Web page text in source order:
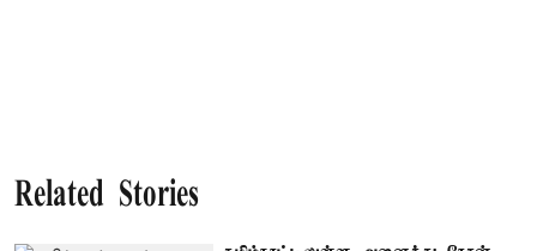
Related Stories